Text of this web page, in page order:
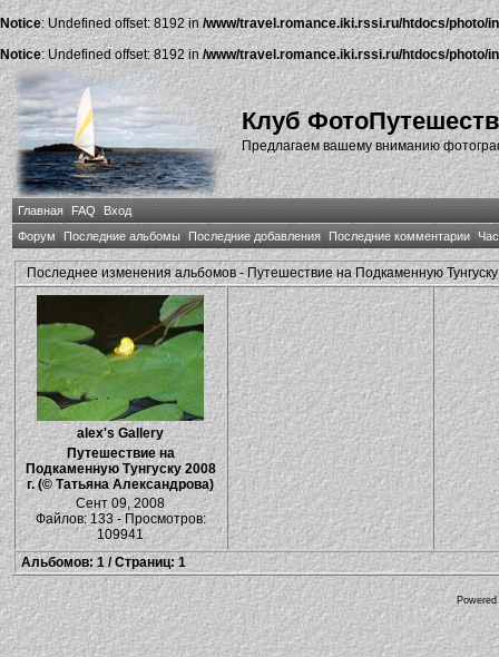
Notice: Undefined offset: 8192 in /www/travel.romance.iki.rssi.ru/htdocs/photo/
Notice: Undefined offset: 8192 in/www/travel.romance.iki.rssi.ru/htdocs/photo/
Клуб
Предлагаем вашему вниманию
Главная FAQ
Вход
Форум
Последние альбомы Последние добавления Последние комментарии
Последнее изменения альбомов - Путешествие на Подкаменную
alex's Gallery
Путешествие на
Подкаменную Тунгуску 2008
г. (© Татьяна Александрова)
Сент 09, 2008
Файлов: 133 - Просмотров:
109941
Альбомов: 1 / Страниц: 1